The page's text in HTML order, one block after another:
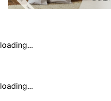
loading...
loading...